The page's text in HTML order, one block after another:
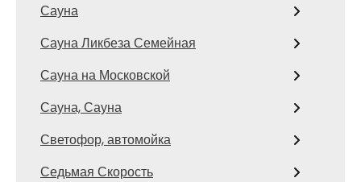
Сауна
Сауна Ликбеза Семейная
Сауна на Московской
Сауна, Сауна
Светофор, автомойка
Седьмая Скорость